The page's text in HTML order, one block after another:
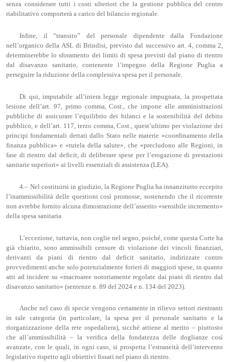
senza considerare tutti i costi ulteriori che la gestione pubblica del centro
riabilitativo comporterà a carico del bilancio regionale.
Infine, il “transito” del personale dipendente dalla Fondazione
nell’organico della ASL di Brindisi, previsto dal successivo art. 4, comma 2,
determinerebbe lo sforamento dei limiti di spesa previsti dal piano di rientro
dal disavanzo sanitario, contenente l’impegno della Regione Puglia a
perseguire la riduzione della complessiva spesa per il personale.
Di qui, imputabile all’intera legge regionale impugnata, la prospettata
lesione dell’art. 97, primo comma, Cost., che impone alle amministrazioni
pubbliche di assicurare l’equilibrio dei bilanci e la sostenibilità del debito
pubblico, e dell’art. 117, terzo comma, Cost., quest’ultimo per violazione dei
principi fondamentali dettati dallo Stato nelle materie «coordinamento della
finanza pubblica» e «tutela della salute», che «precludono alle Regioni, in
fase di rientro dal deficit, di deliberare spese per l’erogazione di prestazioni
sanitarie superiori» ai livelli essenziali di assistenza (LEA).
4.– Nel costituirsi in giudizio, la Regione Puglia ha innanzitutto eccepito
l’inammissibilità delle questioni così promosse, sostenendo che il ricorrente
non avrebbe fornito alcuna dimostrazione dell’asserito «sensibile incremento»
della spesa sanitaria.
L’eccezione, tuttavia, non coglie nel segno, poiché, come questa Corte ha
già chiarito, sono ammissibili censure di violazione dei vincoli finanziari,
derivanti da piani di rientro dal deficit sanitario, indirizzate contro
provvedimenti anche solo potenzialmente forieri di maggiori spese, in quanto
atti ad incidere su «macroaree notoriamente regolate dai piani di rientro dal
disavanzo sanitario» (sentenze n. 89 del 2024 e n. 134 del 2023).
Anche nel caso di specie vengono certamente in rilievo settori rientranti
in tale categoria (in particolare, la spesa per il personale sanitario e la
riorganizzazione della rete ospedaliera), sicché attiene al merito – piuttosto
che all’ammissibilità – la verifica della fondatezza delle doglianze così
avanzate, con le quali, in ogni caso, si prospetta l’estraneità dell’intervento
legislativo rispetto agli obiettivi fissati nel piano di rientro.